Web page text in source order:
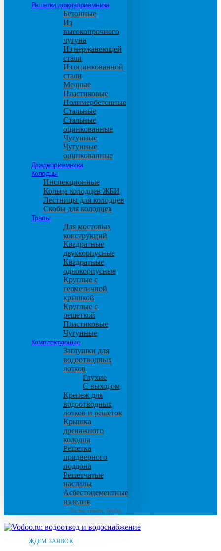
Решетки дождеприемника
Бетонные
Из
высокопрочного
чугуна
Из нержавеющей
стали
Из оцинкованной
стали
Медные
Пластиковые
Полимербетонные
Стальные
Стальные
оцинкованные
Чугунные
Чугунные
оцинкованные
Дождеприемники
Колодцы
Инспекционные
Кольца колодцев ЖБИ
Лестницы для колодцев
Скобы для колодцев
Трапы
Для мостовых
конструкций
Квадратные
двухкорпусные
Квадратные
однокорпусные
Круглые с
герметичной
крышкой
Круглые с
решеткой
Пластиковые
Чугунные
Комплектующие
Заглушки для
водоотводных
лотков
Глухие
С выходом
Крепеж для
водоотводных
лотков и решеток
Крышка
дренажного
колодца
Решетка
придверного
поддона
Решетчатые
настилы
Асбестоцементные
изделия
Листы, плиты, трубы
ЖДЕМ ЗАЯВОК: